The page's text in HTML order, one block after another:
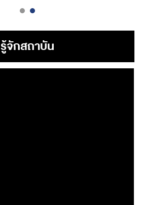
รู้จักสถาบัน